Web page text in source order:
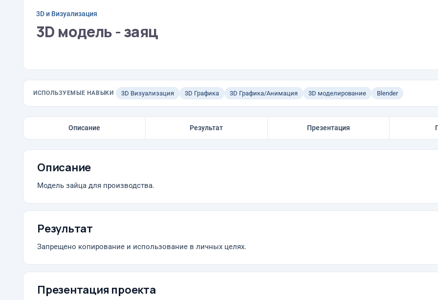
3D и Визуализация
3D модель - заяц
ИСПОЛЬЗУЕМЫЕ НАВЫКИ 3D Визуализация 3D Графика 3D Графика/Анимация 3D моделирование Blender
Описание Результат Презентация
Описание
Модель зайца для производства.
Результат
Запрещено копирование и использование в личных целях.
Презентация проекта